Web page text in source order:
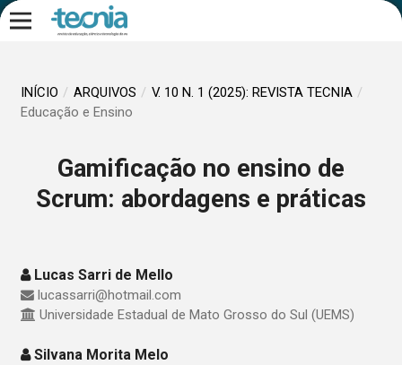
INÍCIO / ARQUIVOS / V. 10 N. 1 (2025): REVISTA TECNIA /
Educação e Ensino
Gamificação no ensino de
Scrum: abordagens e práticas
Lucas Sarri de Mello
lucassarri@hotmail.com
Universidade Estadual de Mato Grosso do Sul (UEMS)
Silvana Morita Melo